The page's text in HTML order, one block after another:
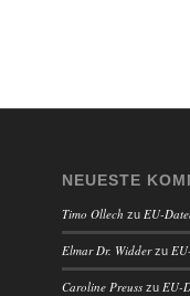
NEUESTE
Timo Ollech zu EU-
Elmar Dr. Widderzu
Caroline Preuss zu EU-